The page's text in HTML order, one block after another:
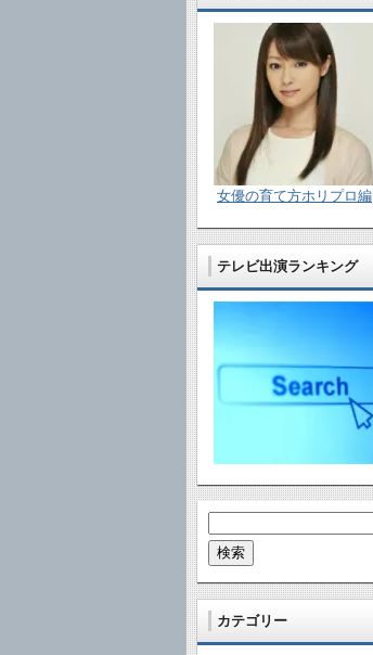
女優の育て方ホリプロ編
テレビ出演ランキング
索:
カテゴリー